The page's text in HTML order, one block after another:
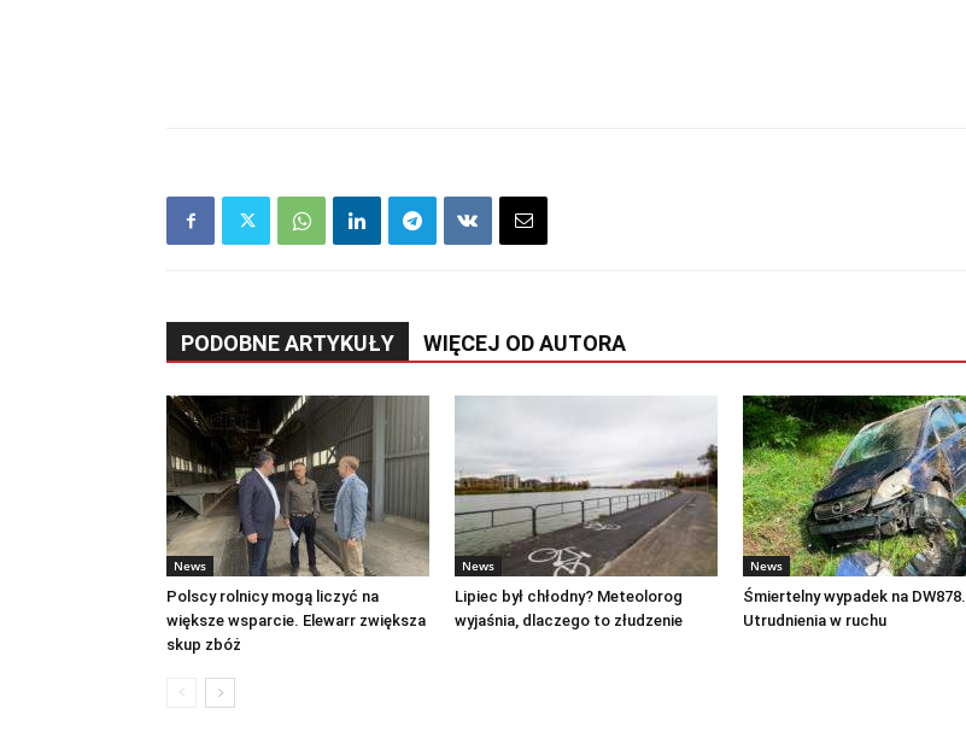
PODOBNE ARTYKUŁY WIĘCEJ OD AUTORA
News
Polscy rolnicy mogą liczyć na
większe wsparcie. Elewarr zwiększa
skup zbóż
News
Lipiec był chłodny? Meteolorog
wyjaśnia, dlaczego to złudzenie
News
Śmiertelny wypadek na DW878.
Utrudnienia w ruchu